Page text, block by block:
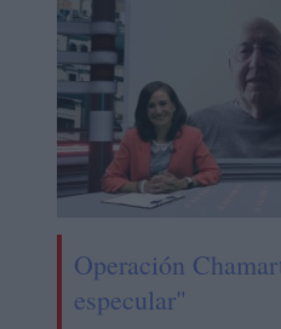
Operación
especular"